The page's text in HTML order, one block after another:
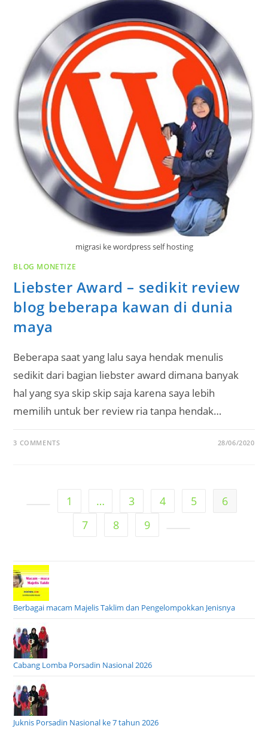
migrasi ke wordpress self hosting
BLOG MONETIZE
Liebster Award – sedikit review
blog beberapa kawan di dunia
maya
Beberapa saat yang lalu saya hendak menulis
sedikit dari bagian liebster award dimana banyak
hal yang sya skip skip saja karena saya lebih
memilih untuk ber review ria tanpa hendak…
3 COMMENTS 28/06/2020
1 … 3 4 5
6
7
8 9
Berbagai macam Majelis Taklim dan Pengelompokkan Jenisnya
Cabang Lomba Porsadin Nasional 2026
Juknis Porsadin Nasional ke 7 tahun 2026